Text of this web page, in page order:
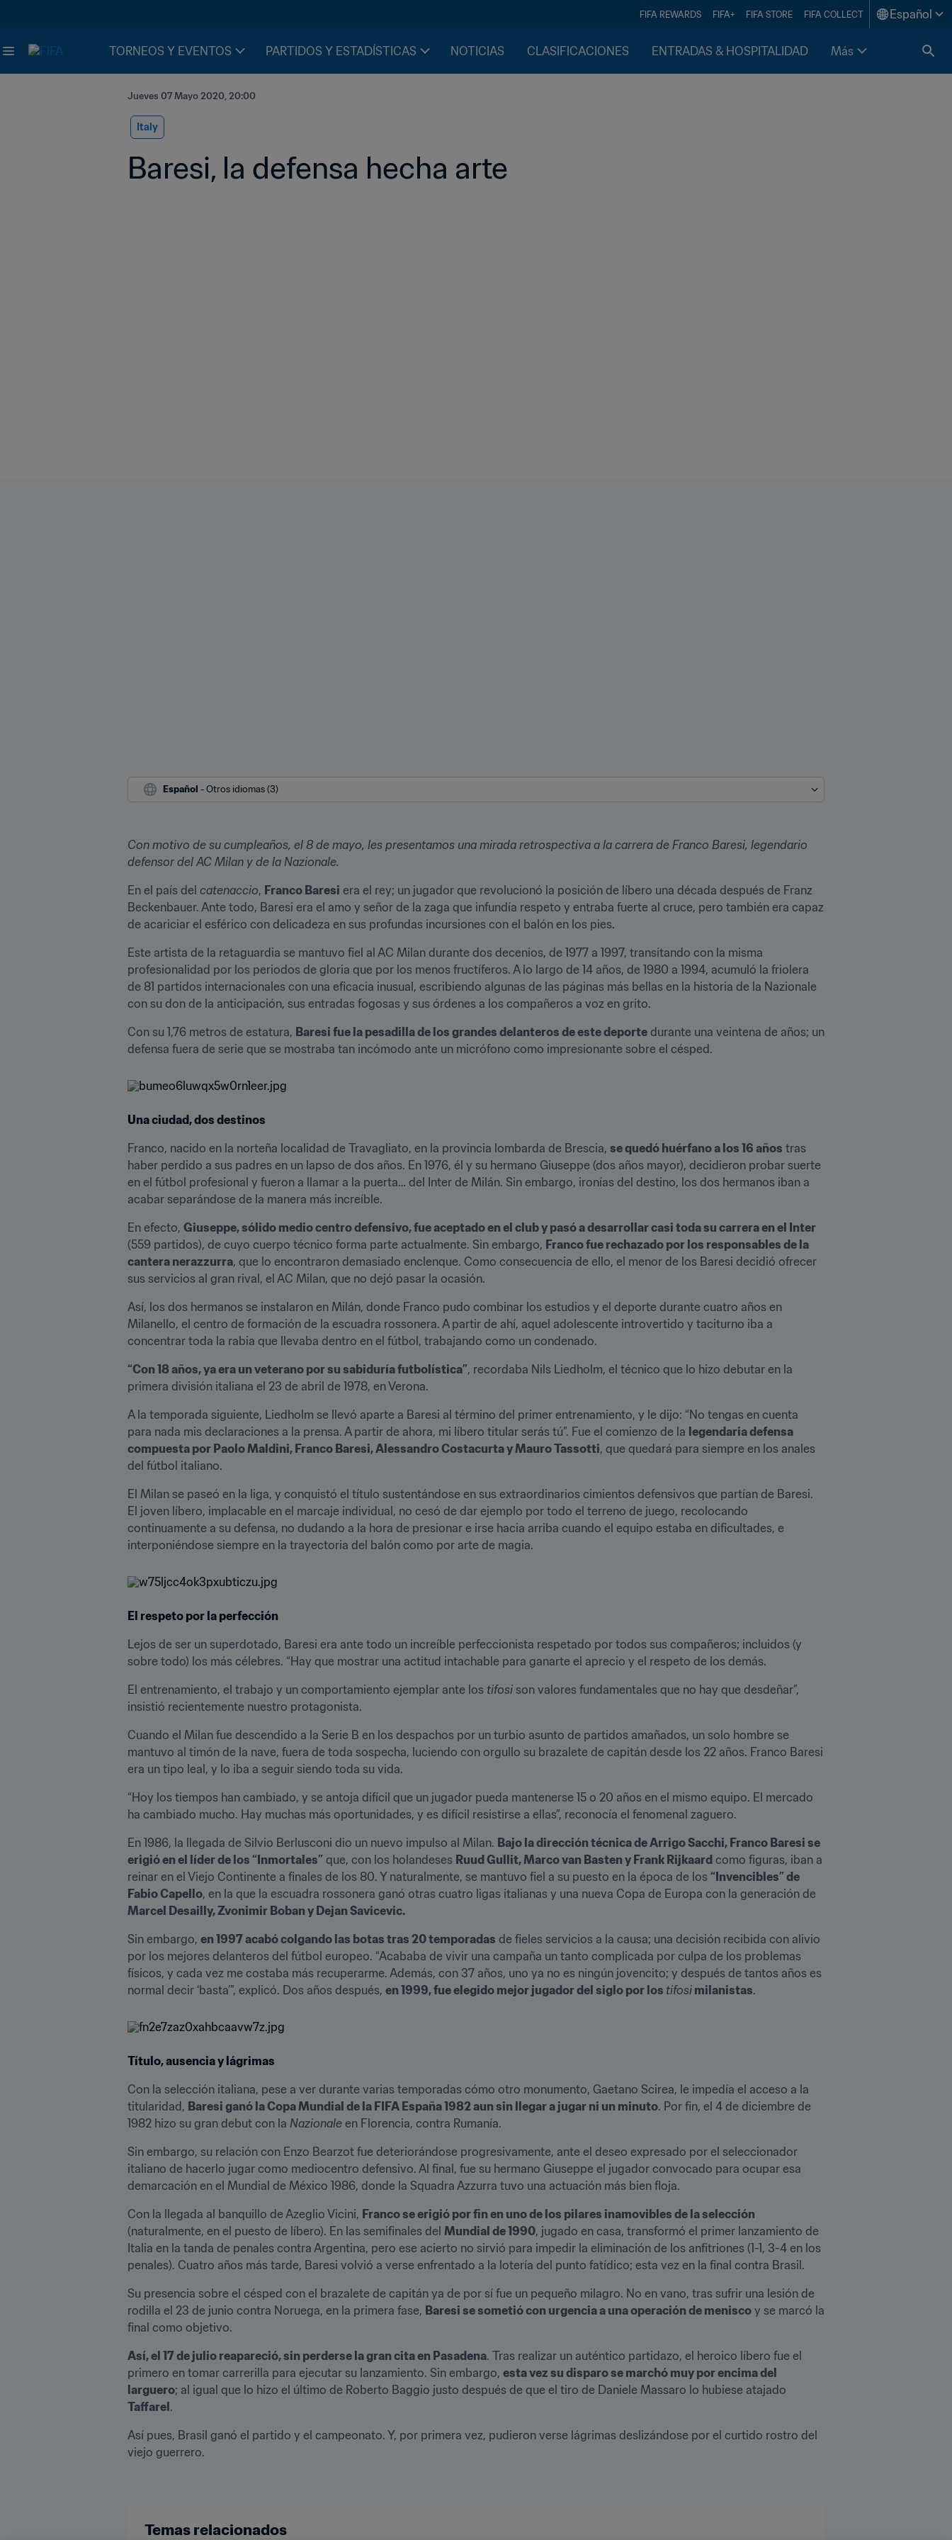
FIFA REWARDS FIFA+ FIFA STORE FIFA COLLECT Español
TORNEOS Y EVENTOS PARTIDOS Y ESTADÍSTICAS NOTICIAS CLASIFICACIONES ENTRADAS & HOSPITALIDAD Más
Jueves 07 Mayo 2020, 20:00
Italy
Baresi, la defensa hecha arte
Español - Otros idiomas (3)
Con motivo de su cumpleaños, el 8 de mayo, les presentamos una mirada retrospectiva a la carrera de Franco Baresi, legendario
defensor del AC Milan y de la Nazionale.
En el país del catenaccio, Franco Baresi era el rey; un jugador que revolucionó la posición de líbero una década después de Franz
Beckenbauer. Ante todo, Baresi era el amo y señor de la zaga que infundía respeto y entraba fuerte al cruce, pero también era capaz
de acariciar el esférico con delicadeza en sus profundas incursiones con el balón en los pies.
Este artista de la retaguardia se mantuvo fiel al AC Milan durante dos decenios, de 1977 a 1997, transitando con la misma
profesionalidad por los periodos de gloria que por los menos fructíferos. A lo largo de 14 años, de 1980 a 1994, acumuló la friolera
de 81 partidos internacionales con una eficacia inusual, escribiendo algunas de las páginas más bellas en la historia de la Nazionale
con su don de la anticipación, sus entradas fogosas y sus órdenes a los compañeros a voz en grito.
Con su 1,76 metros de estatura, Baresi fue la pesadilla de los grandes delanteros de este deporte durante una veintena de años; un
defensa fuera de serie que se mostraba tan incómodo ante un micrófono como impresionante sobre el césped.
Una ciudad, dos destinos
Franco, nacido en la norteña localidad de Travagliato, en la provincia lombarda de Brescia, se quedó huérfano a los 16 años tras
haber perdido a sus padres en un lapso de dos años. En 1976, él y su hermano Giuseppe (dos años mayor), decidieron probar suerte
en el fútbol profesional y fueron a llamar a la puerta… del Inter de Milán. Sin embargo, ironías del destino, los dos hermanos iban a
acabar separándose de la manera más increíble.
En efecto, Giuseppe, sólido medio centro defensivo, fue aceptado en el club y pasó a desarrollar casi toda su carrera en el Inter
(559 partidos), de cuyo cuerpo técnico forma parte actualmente. Sin embargo, Franco fue rechazado por los responsables de la
cantera nerazzurra, que lo encontraron demasiado enclenque. Como consecuencia de ello, el menor de los Baresi decidió ofrecer
sus servicios al gran rival, el AC Milan, que no dejó pasar la ocasión.
Así, los dos hermanos se instalaron en Milán, donde Franco pudo combinar los estudios y el deporte durante cuatro años en
Milanello, el centro de formación de la escuadra rossonera. A partir de ahí, aquel adolescente introvertido y taciturno iba a
concentrar toda la rabia que llevaba dentro en el fútbol, trabajando como un condenado.
“Con 18 años, ya era un veterano por su sabiduría futbolística”, recordaba Nils Liedholm, el técnico que lo hizo debutar en la
primera división italiana el 23 de abril de 1978, en Verona.
A la temporada siguiente, Liedholm se llevó aparte a Baresi al término del primer entrenamiento, y le dijo: “No tengas en cuenta
para nada mis declaraciones a la prensa. A partir de ahora, mi líbero titular serás tú”. Fue el comienzo de la legendaria defensa
compuesta por Paolo Maldini, Franco Baresi, Alessandro Costacurta y Mauro Tassotti, que quedará para siempre en los anales
del fútbol italiano.
El Milan se paseó en la liga, y conquistó el título sustentándose en sus extraordinarios cimientos defensivos que partían de Baresi.
El joven líbero, implacable en el marcaje individual, no cesó de dar ejemplo por todo el terreno de juego, recolocando
continuamente a su defensa, no dudando a la hora de presionar e irse hacia arriba cuando el equipo estaba en dificultades, e
interponiéndose siempre en la trayectoria del balón como por arte de magia.
El respeto por la perfección
Lejos de ser un superdotado, Baresi era ante todo un increíble perfeccionista respetado por todos sus compañeros; incluidos (y
sobre todo) los más célebres. “Hay que mostrar una actitud intachable para ganarte el aprecio y el respeto de los demás.
El entrenamiento, el trabajo y un comportamiento ejemplar ante los tifosi son valores fundamentales que no hay que desdeñar”,
insistió recientemente nuestro protagonista.
Cuando el Milan fue descendido a la Serie B en los despachos por un turbio asunto de partidos amañados, un solo hombre se
mantuvo al timón de la nave, fuera de toda sospecha, luciendo con orgullo su brazalete de capitán desde los 22 años. Franco Baresi
era un tipo leal, y lo iba a seguir siendo toda su vida.
“Hoy los tiempos han cambiado, y se antoja difícil que un jugador pueda mantenerse 15 o 20 años en el mismo equipo. El mercado
ha cambiado mucho. Hay muchas más oportunidades, y es difícil resistirse a ellas”, reconocía el fenomenal zaguero.
En 1986, la llegada de Silvio Berlusconi dio un nuevo impulso al Milan. Bajo la dirección técnica de Arrigo Sacchi, Franco Baresi se
erigió en el líder de los “Inmortales” que, con los holandeses Ruud Gullit, Marco van Basten y Frank Rijkaard como figuras, iban a
reinar en el Viejo Continente a finales de los 80. Y naturalmente, se mantuvo fiel a su puesto en la época de los “Invencibles” de
Fabio Capello
Marcel Desailly, Zvonimir Boban y Dejan Savicevic.
Sin embargo, en 1997 acabó colgando las botas tras 20 temporadas de fieles servicios a la causa; una decisión recibida con alivio
por los mejores delanteros del fútbol europeo. “Acababa de vivir una campaña un tanto complicada por culpa de los problemas
físicos, y cada vez me costaba más recuperarme. Además, con 37 años, uno ya no es ningún jovencito; y después de tantos años es
normal decir ‘basta’”, explicó. Dos años después, en 1999, fue elegido mejor jugador del siglo por los tifosi milanistas.
Título, ausencia y lágrimas
Con la selección italiana, pese a ver durante varias temporadas cómo otro monumento, Gaetano Scirea, le impedía el acceso a la
titularidad, Baresi ganó la Copa Mundial de la FIFA España 1982 aun sin llegar a jugar ni un minuto. Por fin, el 4 de diciembre de
1982 hizo su gran debut con la Nazionale en Florencia, contra Rumanía.
Sin embargo, su relación con Enzo Bearzot fue deteriorándose progresivamente, ante el deseo expresado por el seleccionador
italiano de hacerlo jugar como mediocentro defensivo. Al final, fue su hermano Giuseppe el jugador convocado para ocupar esa
demarcación en el Mundial de México 1986, donde la Squadra Azzurra tuvo una actuación más bien floja.
Con la llegada al banquillo de Azeglio Vicini, Franco se erigió por fin en uno de los pilares inamovibles de la selección
(naturalmente, en el puesto de líbero). En las semifinales del Mundial de 1990, jugado en casa, transformó el primer lanzamiento de
Italia en la tanda de penales contra Argentina, pero ese acierto no sirvió para impedir la eliminación de los anfitriones (1-1, 3-4 en los
penales). Cuatro años más tarde, Baresi volvió a verse enfrentado a la lotería del punto fatídico; esta vez en la final contra Brasil.
Su presencia sobre el césped con el brazalete de capitán ya de por sí fue un pequeño milagro. No en vano, tras sufrir una lesión de
rodilla el 23 de junio contra Noruega, en la primera fase, Baresi se sometió con urgencia a una operación de menisco y se marcó la
final como objetivo.
Así, el 17 de julio reapareció, sin perderse la gran cita en Pasadena. Tras realizar un auténtico partidazo, el heroico líbero fue el
primero en tomar carrerilla para ejecutar su lanzamiento. Sin embargo, esta vez su disparo se marchó muy por encima del
larguero
Taffarel.
Así pues, Brasil ganó el partido y el campeonato. Y, por primera vez, pudieron verse lágrimas deslizándose por el curtido rostro del
viejo guerrero.
Temas relacionados